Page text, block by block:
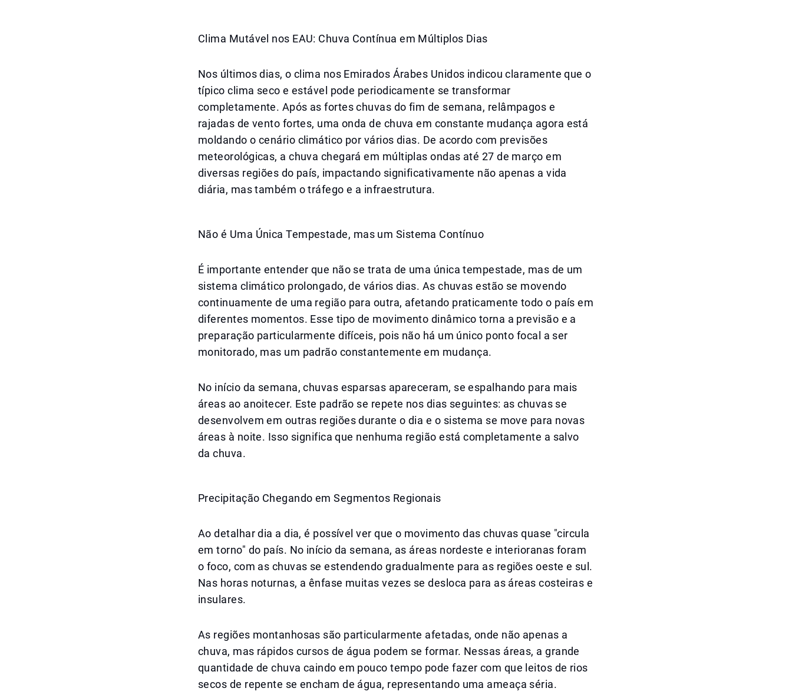
Clima Mutável nos EAU: Chuva Contínua em Múltiplos Dias
Nos últimos dias, o clima nos Emirados Árabes Unidos indicou claramente que o
típico clima seco e estável pode periodicamente se transformar
completamente. Após as fortes chuvas do fim de semana, relâmpagos e
rajadas de vento fortes, uma onda de chuva em constante mudança agora está
moldando o cenário climático por vários dias. De acordo com previsões
meteorológicas, a chuva chegará em múltiplas ondas até 27 de março em
diversas regiões do país, impactando significativamente não apenas a vida
diária, mas também o tráfego e a infraestrutura.
Não é Uma Única Tempestade, mas um Sistema Contínuo
É importante entender que não se trata de uma única tempestade, mas de um
sistema climático prolongado, de vários dias. As chuvas estão se movendo
continuamente de uma região para outra, afetando praticamente todo o país em
diferentes momentos. Esse tipo de movimento dinâmico torna a previsão e a
preparação particularmente difíceis, pois não há um único ponto focal a ser
monitorado, mas um padrão constantemente em mudança.
No início da semana, chuvas esparsas apareceram, se espalhando para mais
áreas ao anoitecer. Este padrão se repete nos dias seguintes: as chuvas se
desenvolvem em outras regiões durante o dia e o sistema se move para novas
áreas à noite. Isso significa que nenhuma região está completamente a salvo
da chuva.
Precipitação Chegando em Segmentos Regionais
Ao detalhar dia a dia, é possível ver que o movimento das chuvas quase "circula
em torno" do país. No início da semana, as áreas nordeste e interioranas foram
o foco, com as chuvas se estendendo gradualmente para as regiões oeste e sul.
Nas horas noturnas, a ênfase muitas vezes se desloca para as áreas costeiras e
insulares.
As regiões montanhosas são particularmente afetadas, onde não apenas a
chuva, mas rápidos cursos de água podem se formar. Nessas áreas, a grande
quantidade de chuva caindo em pouco tempo pode fazer com que leitos de rios
secos de repente se encham de água, representando uma ameaça séria.